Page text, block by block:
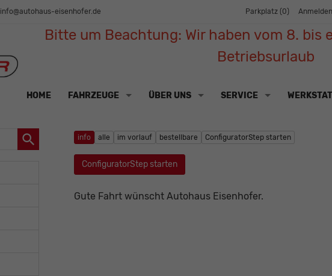
info@autohaus-eisenhofer.de Parkplatz (0) Anmelden
Bitte um Beachtung: Wir haben vom 8. bis
Betriebsurlaub
HOME FAHRZEUGE ÜBER UNS SERVICE
info alle im vorlauf bestellbare ConfiguratorStep starten
ConfiguratorStep starten
Gute Fahrt wünscht Autohaus Eisenhofer.